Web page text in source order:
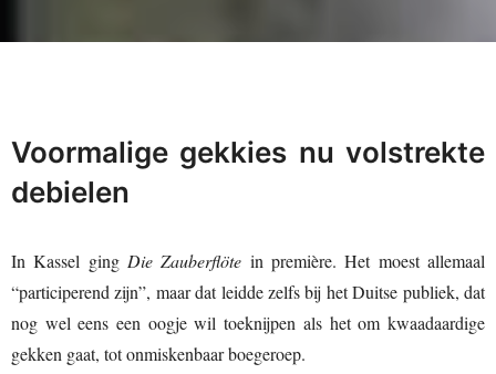
Voormalige gekkies nu volstrekte
debielen
In Kassel ging Die Zauberflöte in première. Het moest allemaal
“participerend zijn”, maar dat leidde zelfs bij het Duitse publiek, dat
nog wel eens een oogje wil toeknijpen als het om kwaadaardige
gekken gaat, tot onmiskenbaar boegeroep.